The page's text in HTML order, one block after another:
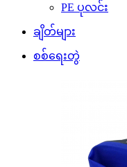
PE ပုလင်း
ချိတ်များ
စစ်ရေးတွဲ